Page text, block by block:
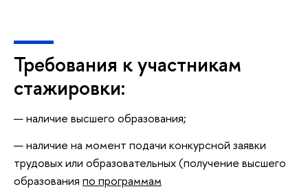
Требования к участникам
стажировки:
наличие высшего образования;
наличие на момент подачи конкурсной заявки
трудовых или образовательных (получение высшего
образования по программам